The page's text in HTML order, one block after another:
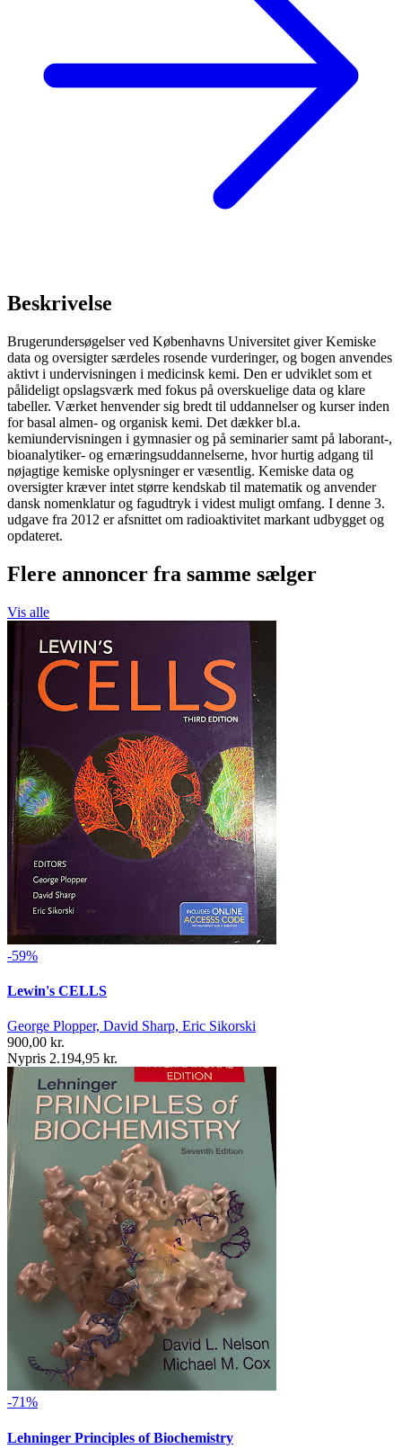
Beskrivelse
Brugerundersøgelser ved Københavns Universitet giver Kemiske
data og oversigter særdeles rosende vurderinger, og bogen anvendes
aktivt i undervisningen i medicinsk kemi. Den er udviklet som et
pålideligt opslagsværk med fokus på overskuelige data og klare
tabeller. Værket henvender sig bredt til uddannelser og kurser inden
for basal almen- og organisk kemi. Det dækker bl.a.
kemiundervisningen i gymnasier og på seminarier samt på laborant-,
bioanalytiker- og ernæringsuddannelserne, hvor hurtig adgang til
nøjagtige kemiske oplysninger er væsentlig. Kemiske data og
oversigter kræver intet større kendskab til matematik og anvender
dansk nomenklatur og fagudtryk i videst muligt omfang. I denne 3.
udgave fra 2012 er afsnittet om radioaktivitet markant udbygget og
opdateret.
Flere annoncer fra samme sælger
Vis alle
-59%
Lewin's CELLS
George Plopper, David Sharp, Eric Sikorski
900,00 kr.
Nypris 2.194,95 kr.
-71%
Lehninger Principles of Biochemistry